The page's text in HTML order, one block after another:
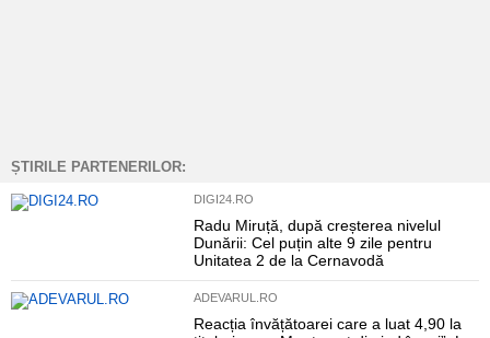
ȘTIRILE PARTENERILOR:
DIGI24.RO
Radu Miruță, după creșterea nivelul
Dunării: Cel puțin alte 9 zile pentru
Unitatea 2 de la Cernavodă
ADEVARUL.RO
Reacția învățătoarei care a luat 4,90 la